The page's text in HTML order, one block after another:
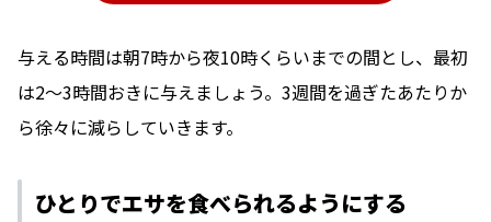
与える時間は朝7時から夜10時くらいまでの間とし、最初
は2〜3時間おきに与えましょう。3週間を過ぎたあたりか
ら徐々に減らしていきます。
ひとりでエサを食べられるようにする